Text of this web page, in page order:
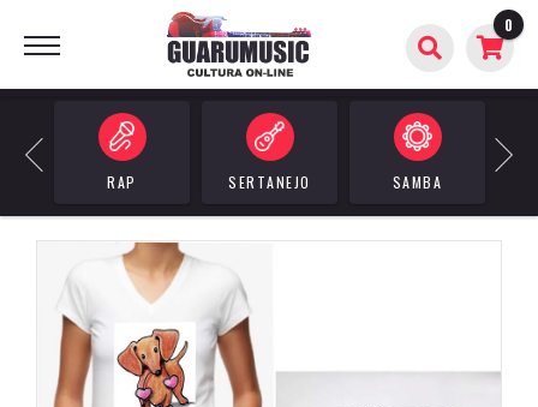
0
Previous
RAP SERTANEJO SAMBA
Next
BUSCAR